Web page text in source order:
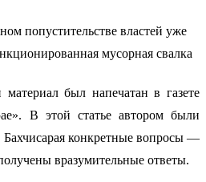
был напечатан в газете
В этой статье автором были
Бахчисарая конкретные вопросы —
вразумительные ответы.